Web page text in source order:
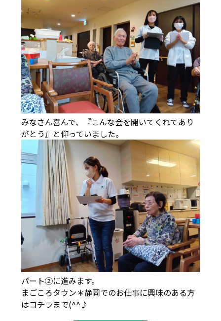
みなさん喜んで、『こんな会を開いてくれてあり
がとう』と仰っていました。
パート②に進みます。
まごころタウン＊静岡でのお仕事に興味のある方
はコチラ まで(^^♪